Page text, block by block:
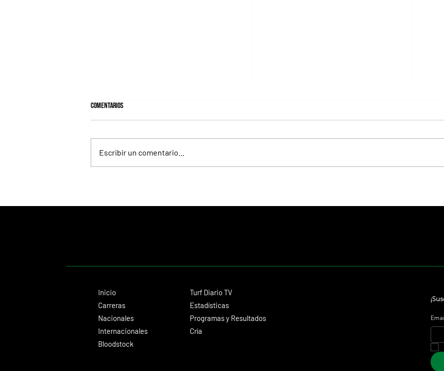
Comentarios
Escribir un comentario...
Inicio
Carreras
Nacionales
Internacionales
Bloodstock
Turf Diario TV
Estadísticas
Programas y Resultados
Cría
Email